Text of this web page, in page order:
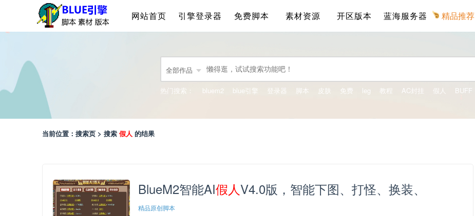
网站首页 引擎登录器 免费脚本 素材资源 开区版本 蓝海服务器 精品推荐
全部作品
热门搜索： bluem2 blue引擎 登录器 脚本 皮肤 免费 leg 教程 AC封挂 假人 BUFF
当前位置：搜索页 > 搜索 假人 的结果
BlueM2智能AI假人V4.0版，智能下图、打怪、换装、
精品原创脚本